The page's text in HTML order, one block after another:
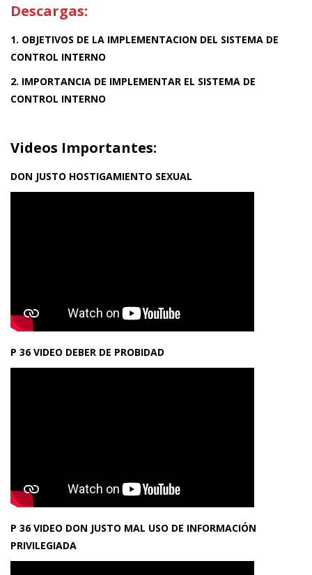
Descargas:
1. OBJETIVOS DE LA IMPLEMENTACION DEL SISTEMA DE
CONTROL INTERNO
2. IMPORTANCIA DE IMPLEMENTAR EL SISTEMA DE
CONTROL INTERNO
Videos Importantes:
DON JUSTO HOSTIGAMIENTO SEXUAL
P 36 VIDEO DEBER DE PROBIDAD
P 36 VIDEO DON JUSTO MAL USO DE INFORMACIÓN
PRIVILEGIADA